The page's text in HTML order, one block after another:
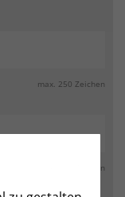
max. 250 Zeichen
max. 250 Zeichen